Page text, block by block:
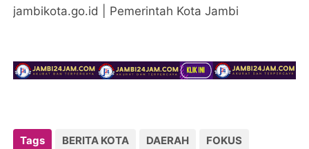
jambikota.go.id | Pemerintah Kota Jambi
Tags BERITA KOTA DAERAH
FOKUS